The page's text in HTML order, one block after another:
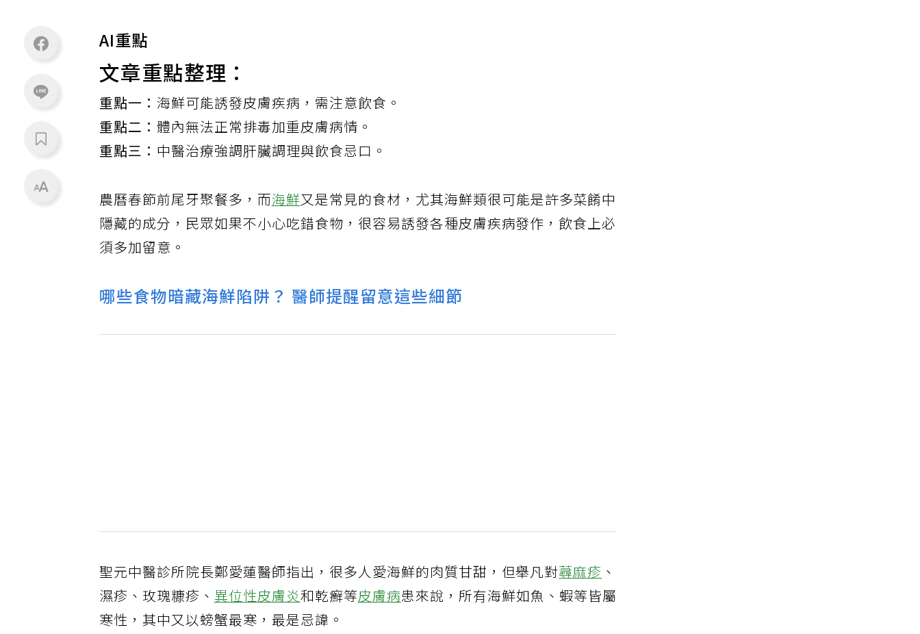
AI重點
文章重點整理：
重點一： 海鮮可能誘發皮膚疾病，需注意飲食。
重點二： 體內無法正常排毒加重皮膚病情。
重點三： 中醫治療強調肝臟調理與飲食忌口。
農曆春節前尾牙聚餐多，而海鮮又是常見的食材，尤其海鮮類很可能是許多菜餚中
隱藏的成分，民眾如果不小心吃錯食物，很容易誘發各種皮膚疾病發作，飲食上必
須多加留意。
哪些食物暗藏海鮮陷阱？ 醫師提醒留意這些細節
聖元中醫診所院長鄭愛蓮醫師指出，很多人愛海鮮的肉質甘甜，但舉凡對蕁麻疹 、
濕疹、玫瑰糠疹、異位性皮膚炎和乾癬等皮膚病患來說，所有海鮮如魚、蝦等皆屬
寒性，其中又以螃蟹最寒，最是忌諱。